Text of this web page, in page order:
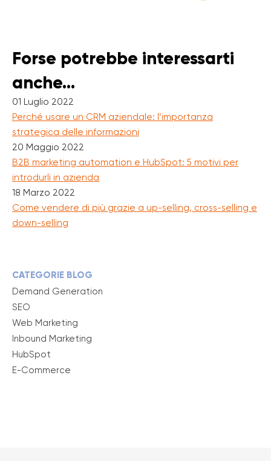
CATEGORIE BLOG
Demand Generation
SEO
Web Marketing
Inbound Marketing
HubSpot
E-Commerce
Forse potrebbe interessarti
anche...
01 Luglio 2022
Perché usare un CRM aziendale: l’importanza
strategica delle informazioni
20 Maggio 2022
B2B marketing automation e HubSpot: 5 motivi per
introdurli in azienda
18 Marzo 2022
Come vendere di più grazie a up-selling, cross-selling e
down-selling